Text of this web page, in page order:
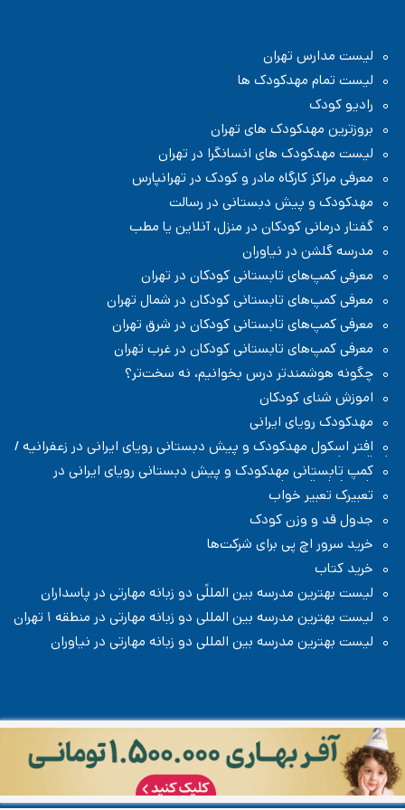
مدرسه دبستان (ابتدایی) پسرانه غیر دولتی در پاسداران تهران
مدرسه دبستان (ابتدایی) در منطقه ۳ تهران
لیست مدارس تهران
لیست تمام مهدکودک ها
رادیو کودک
بروزترین مهدکودک های تهران
لیست مهدکودک های انسانگرا در تهران
معرفی مراکز کارگاه مادر و کودک در تهرانپارس
مهدکودک و پیش دبستانی در رسالت
گفتار درمانی کودکان در منزل، آنلاین یا مطب
مدرسه گلشن در نیاوران
معرفی کمپ‌های تابستانی کودکان در تهران
معرفی کمپ‌های تابستانی کودکان در شمال تهران
معرفی کمپ‌های تابستانی کودکان در شرق تهران
معرفی کمپ‌های تابستانی کودکان در غرب تهران
چگونه هوشمندتر درس بخوانیم، نه سخت‌تر؟
اموزش شنای کودکان
مهدکودک رویای ایرانی
افتر اسکول مهدکودک و پیش دبستانی رویای ایرانی در زعفرانیه /
شمال تهران
کمپ تابستانی مهدکودک و پیش دبستانی رویای ایرانی در
زعفرانیه / شمال تهران
تعبیرک تعبیر خواب
جدول قد و وزن کودک
خرید سرور اچ پی برای شرکت‌ها
خرید کتاب
لیست بهترین مدرسه بین المللًی دو زبانه مهارتی در پاسداران
لیست بهترین مدرسه بین المللی دو زبانه مهارتی در منطقه ۱ تهران
لیست بهترین مدرسه بین المللی دو زبانه مهارتی در نیاوران
تمامی حقوق مطالب و تصاویر تولیدی این سایت متعلق به سایت رادیو
کودک است، هرگونه کپی برداری با ذکر نام سایت و لینک به آن براساس
صفحه قوانین و مقرراتبلامانع است.